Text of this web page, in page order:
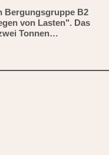
Bergungsgruppe B2
von Lasten". Das
Tonnen…